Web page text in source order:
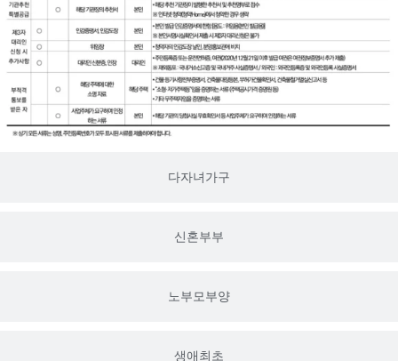
다자녀가구
신혼부부
노부모부양
생애최초